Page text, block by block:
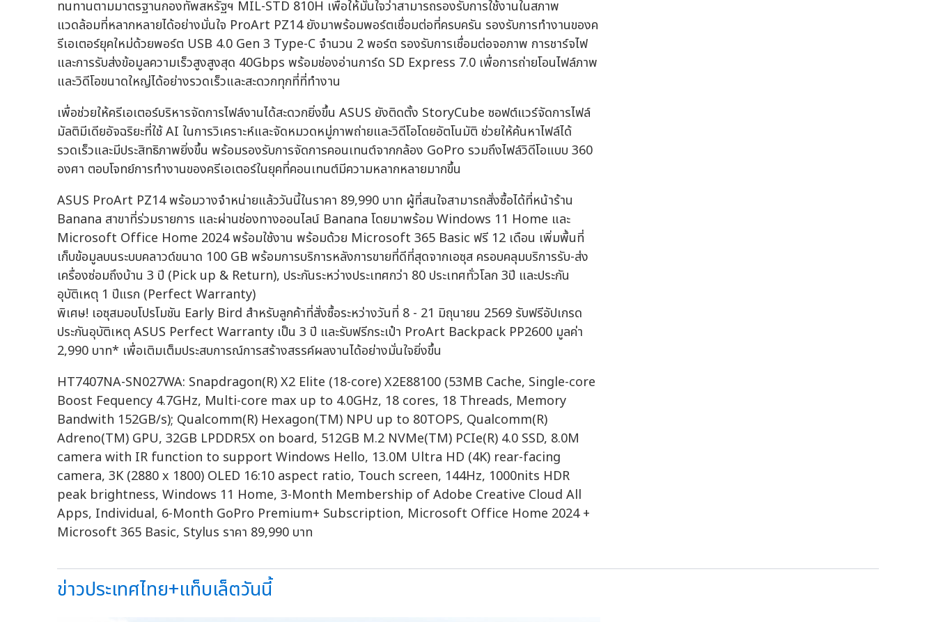
ทนทานตามมาตรฐานกองทัพสหรัฐฯ MIL-STD 810H เพื่อให้มั่นใจว่าสามารถรองรับการใช้งานในสภาพ
แวดล้อมที่หลากหลายได้อย่างมั่นใจ ProArt PZ14 ยังมาพร้อมพอร์ตเชื่อมต่อที่ครบครัน รองรับการทำงานของค
รีเอเตอร์ยุคใหม่ด้วยพอร์ต USB 4.0 Gen 3 Type-C จำนวน 2 พอร์ต รองรับการเชื่อมต่อจอภาพ การชาร์จไฟ
และการรับส่งข้อมูลความเร็วสูงสูงสุด 40Gbps พร้อมช่องอ่านการ์ด SD Express 7.0 เพื่อการถ่ายโอนไฟล์ภาพ
และวิดีโอขนาดใหญ่ได้อย่างรวดเร็วและสะดวกทุกที่ที่ทำงาน
เพื่อช่วยให้ครีเอเตอร์บริหารจัดการไฟล์งานได้สะดวกยิ่งขึ้น ASUS ยังติดตั้ง StoryCube ซอฟต์แวร์จัดการไฟล์
มัลติมีเดียอัจฉริยะที่ใช้ AI ในการวิเคราะห์และจัดหมวดหมู่ภาพถ่ายและวิดีโอโดยอัตโนมัติ ช่วยให้ค้นหาไฟล์ได้
รวดเร็วและมีประสิทธิภาพยิ่งขึ้น พร้อมรองรับการจัดการคอนเทนต์จากกล้อง GoPro รวมถึงไฟล์วิดีโอแบบ 360
องศา ตอบโจทย์การทำงานของครีเอเตอร์ในยุคที่คอนเทนต์มีความหลากหลายมากขึ้น
ASUS ProArt PZ14 พร้อมวางจำหน่ายแล้ววันนี้ในราคา 89,990 บาท ผู้ที่สนใจสามารถสั่งซื้อได้ที่หน้าร้าน
Banana สาขาที่ร่วมรายการ และผ่านช่องทางออนไลน์ Banana โดยมาพร้อม Windows 11 Home และ
Microsoft Office Home 2024 พร้อมใช้งาน พร้อมด้วย Microsoft 365 Basic ฟรี 12 เดือน เพิ่มพื้นที่
เก็บข้อมูลบนระบบคลาวด์ขนาด 100 GB พร้อมการบริการหลังการขายที่ดีที่สุดจากเอซุส ครอบคลุมบริการรับ-ส่ง
เครื่องซ่อมถึงบ้าน 3 ปี (Pick up & Return), ประกันระหว่างประเทศกว่า 80 ประเทศทั่วโลก 3ปี และประกัน
อุบัติเหตุ 1 ปีแรก (Perfect Warranty)
พิเศษ! เอซุสมอบโปรโมชัน Early Bird สำหรับลูกค้าที่สั่งซื้อระหว่างวันที่ 8 - 21 มิถุนายน 2569 รับฟรีอัปเกรด
ประกันอุบัติเหตุ ASUS Perfect Warranty เป็น 3 ปี และรับฟรีกระเป๋า ProArt Backpack PP2600 มูลค่า
2,990 บาท* เพื่อเติมเต็มประสบการณ์การสร้างสรรค์ผลงานได้อย่างมั่นใจยิ่งขึ้น
HT7407NA-SN027WA: Snapdragon(R) X2 Elite (18-core) X2E88100 (53MB Cache, Single-core
Boost Fequency 4.7GHz, Multi-core max up to 4.0GHz, 18 cores, 18 Threads, Memory
Bandwith 152GB/s); Qualcomm(R) Hexagon(TM) NPU up to 80TOPS, Qualcomm(R)
Adreno(TM) GPU, 32GB LPDDR5X on board, 512GB M.2 NVMe(TM) PCIe(R) 4.0 SSD, 8.0M
camera with IR function to support Windows Hello, 13.0M Ultra HD (4K) rear-facing
camera, 3K (2880 x 1800) OLED 16:10 aspect ratio, Touch screen, 144Hz, 1000nits HDR
peak brightness, Windows 11 Home, 3-Month Membership of Adobe Creative Cloud All
Apps, Individual, 6-Month GoPro Premium+ Subscription, Microsoft Office Home 2024 +
Microsoft 365 Basic, Stylus ราคา 89,990 บาท
ข่าวประเทศไทย+แท็บเล็ตวันนี้